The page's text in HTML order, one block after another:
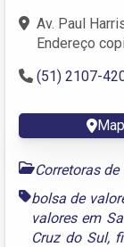
Av. Paul
Endereço
(51) 2107-
Corretoras
bolsa de
valores em
Cruz do Sul,